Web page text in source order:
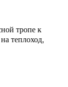
тропе к
теплоход,